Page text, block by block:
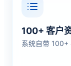
100+ 客户
系统自带 100+